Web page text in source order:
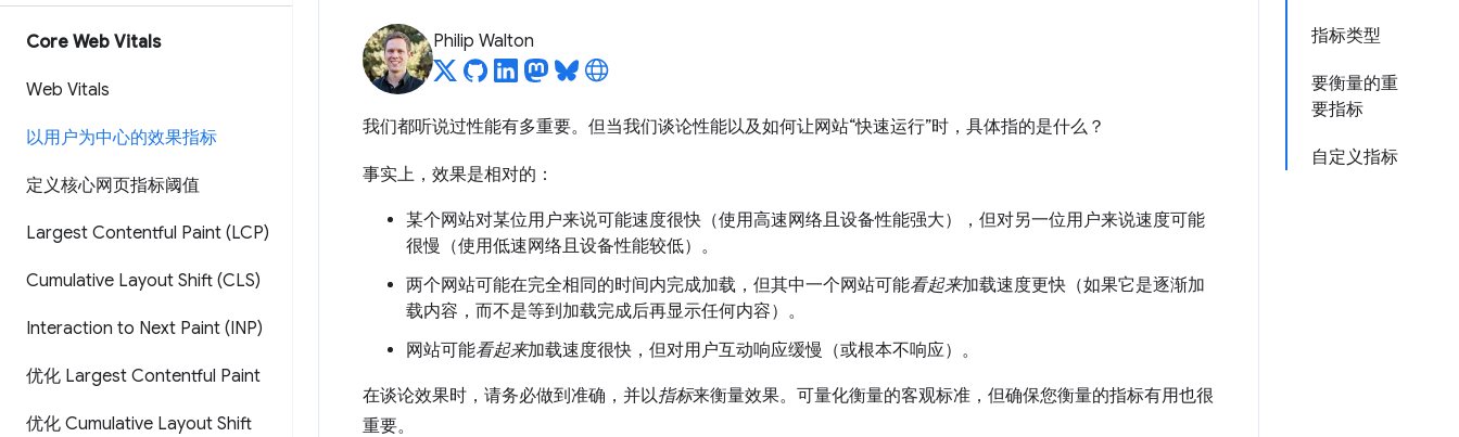
Core Web Vitals
Web Vitals
以用户为中心的效果指标
定义核心网页指标阈值
Largest Contentful Paint (LCP)
Cumulative Layout Shift (CLS)
Interaction to Next Paint (INP)
优化 Largest Contentful Paint
优化 Cumulative Layout Shift
指标类型
要衡量的重
要指标
自定义指标
Philip Walton
我们都听说过性能有多重要。但当我们谈论性能以及如何让网站“快速运行”时，具体指的是什么？
事实上，效果是相对的：
某个网站对某位用户来说可能速度很快（使用高速网络且设备性能强大），但对另一位用户来说速度可能
很慢（使用低速网络且设备性能较低）。
两个网站可能在完全相同的时间内完成加载，但其中一个网站可能看起来加载速度更快（如果它是逐渐加
载内容，而不是等到加载完成后再显示任何内容）。
网站可能看起来加载速度很快，但对用户互动响应缓慢（或根本不响应）。
在谈论效果时，请务必做到准确，并以指标来衡量效果。可量化衡量的客观标准，但确保您衡量的指标有用也很
重要。